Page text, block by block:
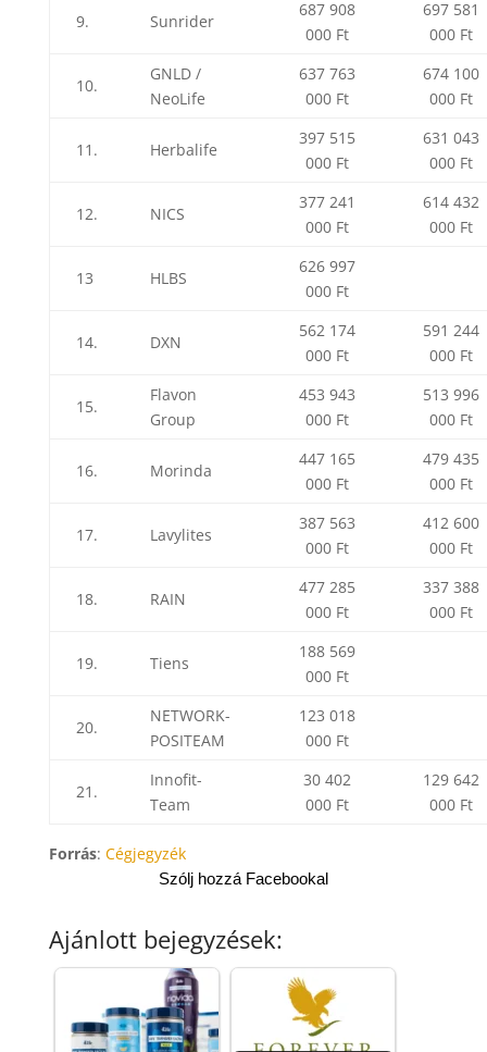
9. Sunrider
687 908
000 Ft
697 581
000 Ft
10.
GNLD /
NeoLife
637 763
000 Ft
674 100
000 Ft
11. Herbalife
397 515
000 Ft
631 043
000 Ft
12. NICS
377 241
000 Ft
614 432
000 Ft
13 HLBS
626 997
000 Ft
14. DXN
562 174
000 Ft
591 244
000 Ft
15.
Flavon
Group
453 943
000 Ft
513 996
000 Ft
16. Morinda
447 165
000 Ft
479 435
000 Ft
17. Lavylites
387 563
000 Ft
412 600
000 Ft
18. RAIN
477 285
000 Ft
337 388
000 Ft
19. Tiens
188 569
000 Ft
20.
NETWORK-
POSITEAM
123 018
000 Ft
21.
Innofit-
Team
30 402
000 Ft
129 642
000 Ft
Forrás: Cégjegyzék
Szólj hozzá Facebookal
Ajánlott bejegyzések: